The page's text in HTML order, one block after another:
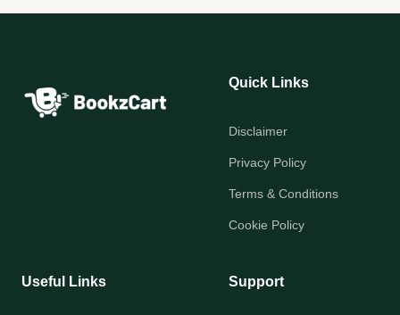
Quick Links
Disclaimer
Privacy Policy
Terms & Conditions
Cookie Policy
Useful Links Support